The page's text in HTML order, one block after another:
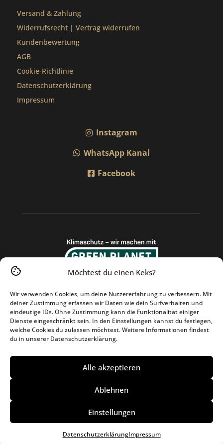
Möchtest du einen Keks?
Wir verwenden Cookies, um deine Nutzererfahrung zu verbessern. Mit
deiner Zustimmung erfassen wir Daten wie dein Surfverhalten und
eindeutige IDs. Ohne Zustimmung kann die Funktionalität einiger
Dienste eingeschränkt sein. In den Einstellungen kannst du festlegen,
welche Cookies du zulassen möchtest. Weitere Informationen findest
du in unserer Datenschutzerklärung.
Alle akzeptieren
Ablehnen
Einstellungen
DatenschutzerklärungImpressum
Versand & Zahlung
Widerrufsrecht |Vertrag widerrufen
Kundenbewertung
AGB
Cookie-Richtlinie
Datenschutzerklärung
Impressum
Instagram
WhatsApp Kanal
Facebook